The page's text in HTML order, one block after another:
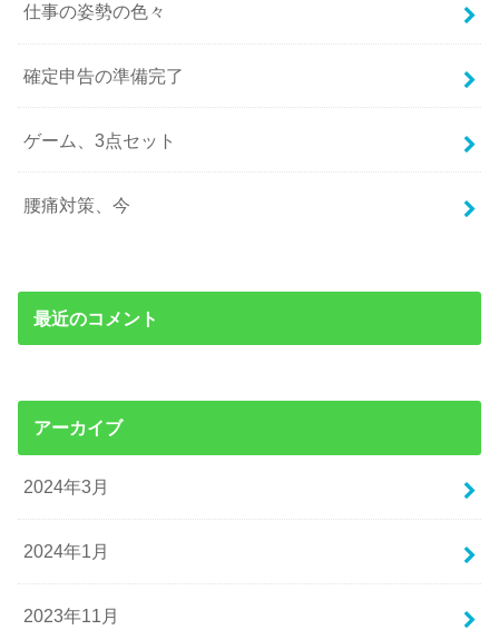
仕事の姿勢の色々
確定申告の準備完了
ゲーム、3点セット
腰痛対策、今
最近のコメント
アーカイブ
2024年3月
2024年1月
2023年11月